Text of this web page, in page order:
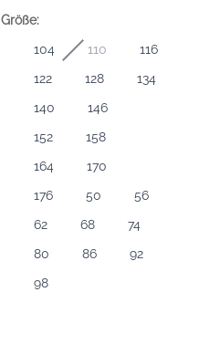
Größe:
104 110
116
122
128
134
140
146
152
158
164
170
176
50
56
62
68
74
80
86
92
98